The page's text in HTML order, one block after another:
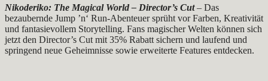
Nikoderiko: The Magical World – Director’s Cut– Das
bezaubernde Jump ’n‘ Run-Abenteuer sprüht vor Farben, Kreativität
und fantasievollem Storytelling. Fans magischer Welten können sich
jetzt den Director’s Cut mit 35% Rabatt sichern und laufend und
springend neue Geheimnisse sowie erweiterte Features entdecken.